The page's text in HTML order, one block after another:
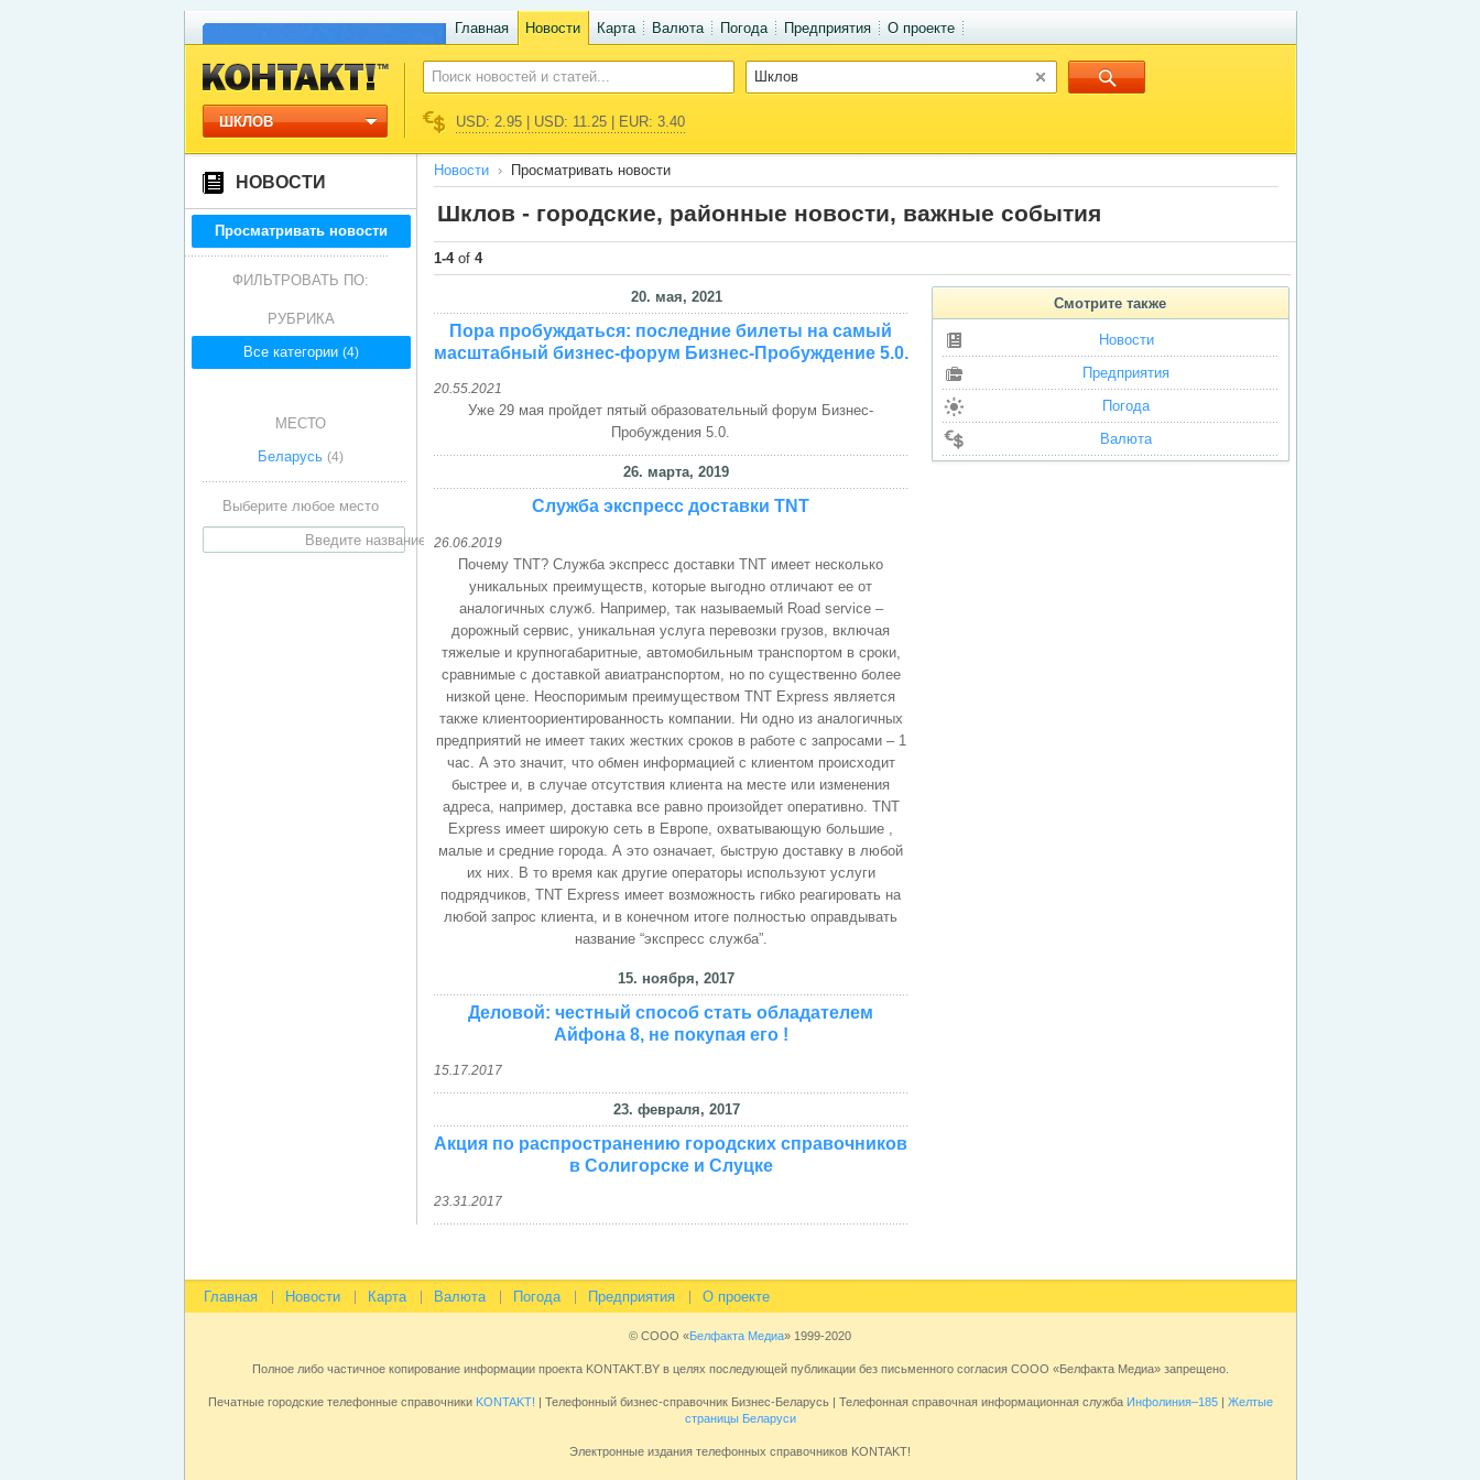
Главная Новости Карта Валюта Погода Предприятия О проекте
ШКЛОВ USD: 2.95 | USD: 11.25 | EUR: 3.40
НОВОСТИ
Просматривать новости
ФИЛЬТРОВАТЬ ПО:
РУБРИКА
Все категории (4)
МЕСТО
Беларусь (4)
Выберите любое место
Новости Просматривать новости
Шклов - городские, районные новости, важные события
1-4of 4
20. мая, 2021
Пора пробуждаться: последние билеты на самый
масштабный бизнес-форум Бизнес-Пробуждение 5.0.
20.55.2021
Уже 29 мая пройдет пятый образовательный форум Бизнес-
Пробуждения 5.0.
26. марта, 2019
Служба экспресс доставки TNT
26.06.2019
Почему TNT? Служба экспресс доставки TNT имеет несколько
уникальных преимуществ, которые выгодно отличают ее от
аналогичных служб. Например, так называемый Road service –
дорожный сервис, уникальная услуга перевозки грузов, включая
тяжелые и крупногабаритные, автомобильным транспортом в сроки,
сравнимые с доставкой авиатранспортом, но по существенно более
низкой цене. Неоспоримым преимуществом TNT Express является
также клиентоориентированность компании. Ни одно из аналогичных
предприятий не имеет таких жестких сроков в работе с запросами – 1
час. А это значит, что обмен информацией с клиентом происходит
быстрее и, в случае отсутствия клиента на месте или изменения
адреса, например, доставка все равно произойдет оперативно. TNT
Express имеет широкую сеть в Европе, охватывающую большие ,
малые и средние города. А это означает, быструю доставку в любой
их них. В то время как другие операторы используют услуги
подрядчиков, ТNT Express имеет возможность гибко реагировать на
любой запрос клиента, и в конечном итоге полностью оправдывать
название “экспресс служба”.
15. ноября, 2017
Деловой: честный способ стать обладателем
Айфона 8, не покупая его !
15.17.2017
23. февраля, 2017
Акция по распространению городских справочников
в Солигорске и Слуцке
23.31.2017
Cмотрите также
Новости
Предприятия
Погода
Bалютa
Главная Новости Карта Валюта Погода Предприятия О проекте
© СООО «Белфакта Медиа» 1999-2020
Полное либо частичное копирование информации проекта KONTAKT.BY в целях последующей публикации без письменного согласия СООО «Белфакта Медиа» запрещено.
Печатные городские телефонные справочникиKONTAKT! | Телефонный бизнес-справочник Бизнес-Беларусь | Телефонная справочная информационная служба Инфолиния–185| Желтые
страницы Беларуси
Электронные издания телефонных справочников KONTAKT!